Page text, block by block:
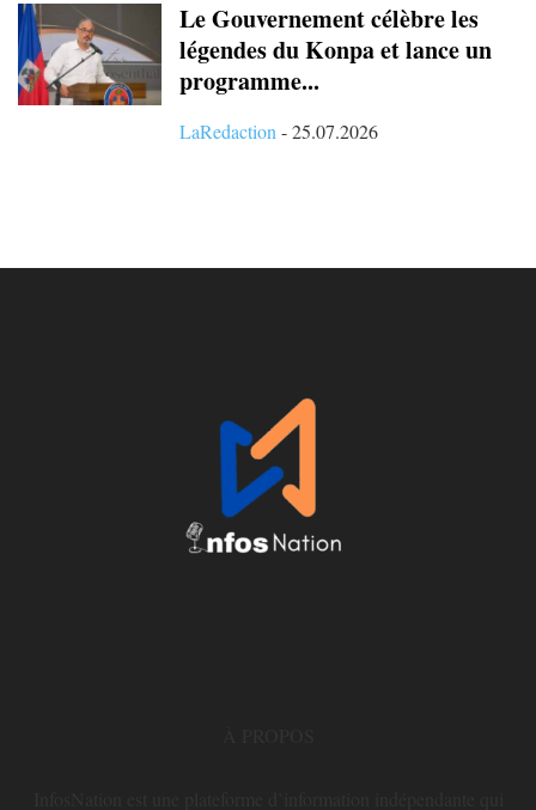
Le Gouvernement célèbre les
légendes du Konpa et lance un
programme...
LaRedaction -25.07.2026